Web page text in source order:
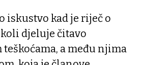
iskustvo kad je riječ o
djeluje čitavo
a među njima